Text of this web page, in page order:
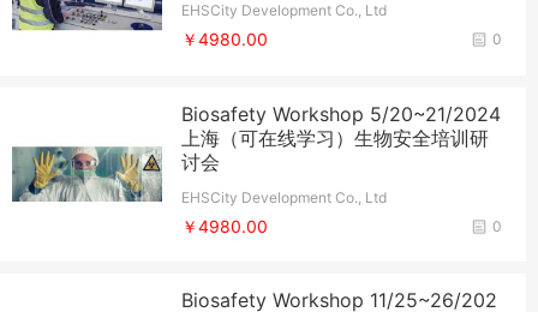
EHSCity Development Co., Ltd
0
￥4980.00
Biosafety Workshop 5/20~21/2024
上海（可在线学习）生物安全培训研
讨会
EHSCity Development Co., Ltd
0
￥4980.00
Biosafety Workshop 11/25~26/202